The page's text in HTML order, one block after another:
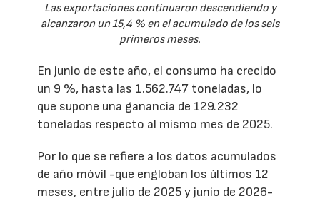
Las exportaciones continuaron descendiendo y
alcanzaron un 15,4 % en el acumulado de los seis
primeros meses.
En junio de este año, el consumo ha crecido
un 9 %, hasta las 1.562.747 toneladas, lo
que supone una ganancia de 129.232
toneladas respecto al mismo mes de 2025.
Por lo que se refiere a los datos acumulados
de año móvil -que engloban los últimos 12
meses, entre julio de 2025 y junio de 2026-